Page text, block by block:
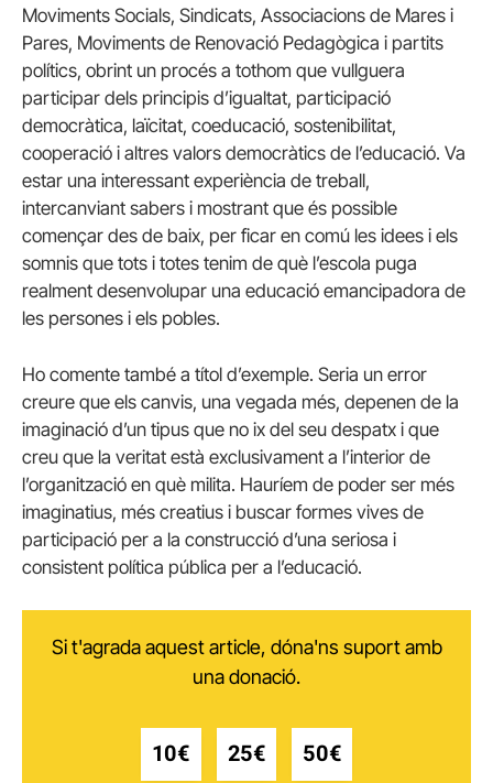
Moviments Socials, Sindicats, Associacions de Mares i
Pares, Moviments de Renovació Pedagògica i partits
polítics, obrint un procés a tothom que vullguera
participar dels principis d’igualtat, participació
democràtica, laïcitat, coeducació, sostenibilitat,
cooperació i altres valors democràtics de l’educació. Va
estar una interessant experiència de treball,
intercanviant sabers i mostrant que és possible
començar des de baix, per ficar en comú les idees i els
somnis que tots i totes tenim de què l’escola puga
realment desenvolupar una educació emancipadora de
les persones i els pobles.
Ho comente també a títol d’exemple. Seria un error
creure que els canvis, una vegada més, depenen de la
imaginació d’un tipus que no ix del seu despatx i que
creu que la veritat està exclusivament a l’interior de
l’organització en què milita. Hauríem de poder ser més
imaginatius, més creatius i buscar formes vives de
participació per a la construcció d’una seriosa i
consistent política pública per a l’educació.
Si t'agrada aquest article, dóna'ns suport amb
una donació.
10€ 25€ 50€